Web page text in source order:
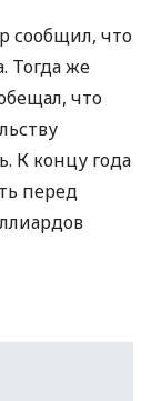
сообщил, что
Тогда же
что
К концу года
перед